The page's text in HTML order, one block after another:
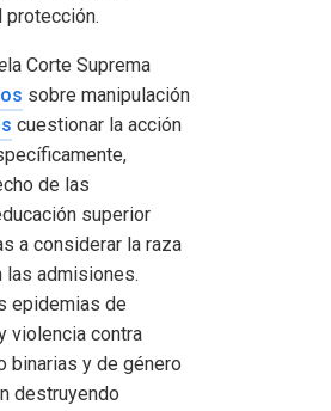
protección.
la Corte Suprema
sobre manipulación
cuestionar la acción
de las
superior
a considerar la raza
las admisiones.
epidemias de
violencia contra
binarias y de género
destruyendo